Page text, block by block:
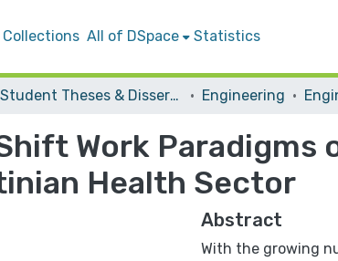
All of DSpace Statistics
Student Theses & Dissertations Engineering
Work Paradigms
Health Sector
Abstract
With the growing